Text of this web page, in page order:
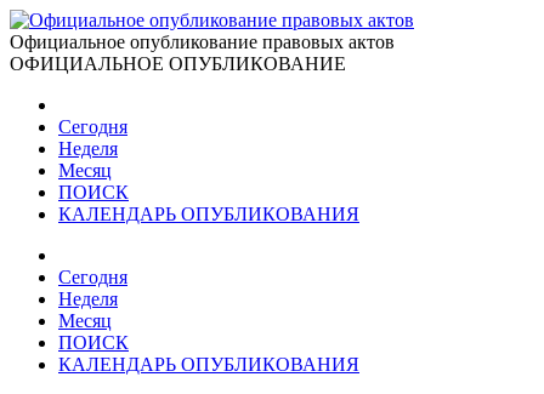
Официальное опубликование правовых актов
ОФИЦИАЛЬНОЕ ОПУБЛИКОВАНИЕ
Сегодня
Неделя
Месяц
ПОИСК
КАЛЕНДАРЬ ОПУБЛИКОВАНИЯ
Сегодня
Неделя
Месяц
ПОИСК
КАЛЕНДАРЬ ОПУБЛИКОВАНИЯ